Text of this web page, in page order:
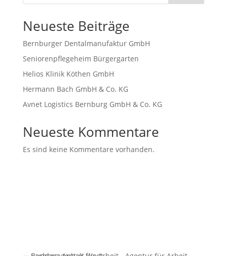
Neueste Beiträge
Bernburger Dentalmanufaktur GmbH
Seniorenpflegeheim Bürgergarten
Helios Klinik Köthen GmbH
Hermann Bach GmbH & Co. KG
Avnet Logistics Bernburg GmbH & Co. KG
Neueste Kommentare
Es sind keine Kommentare vorhanden.